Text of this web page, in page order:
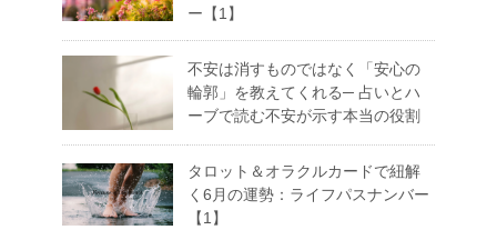
ー【1】
不安は消すものではなく「安心の
輪郭」を教えてくれる─ 占いとハ
ーブで読む不安が示す本当の役割
タロット＆オラクルカードで紐解
く6月の運勢：ライフパスナンバー
【1】